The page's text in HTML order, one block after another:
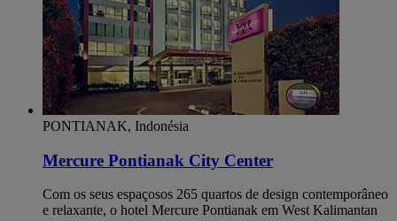
PONTIANAK, Indonésia
Mercure Pontianak City Center
Com os seus espaçosos 265 quartos de design contemporâneo
e relaxante, o hotel Mercure Pontianak em West Kalimantan